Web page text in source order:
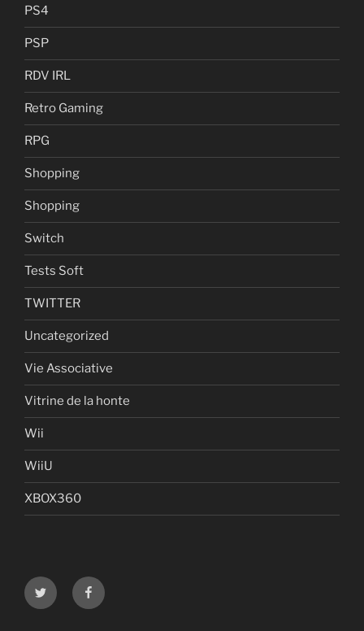
PS4
PSP
RDV IRL
Retro Gaming
RPG
Shopping
Shopping
Switch
Tests Soft
TWITTER
Uncategorized
Vie Associative
Vitrine de la honte
Wii
WiiU
XBOX360
Twitter Facebook